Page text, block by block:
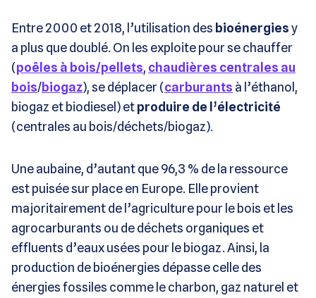
Entre 2000 et 2018, l’utilisation des bioénergiesy
a plus que doublé. On les exploite pour se chauffer
(poêles à bois/pellets, chaudières centrales au
bois/biogaz), se déplacer (carburants à l’éthanol,
biogaz et biodiesel) etproduire de l’électricité
(centrales au bois/déchets/biogaz).
Une aubaine, d’autant que 96,3 % de la ressource
est puisée sur place en Europe. Elle provient
majoritairement de l’agriculture pour le bois et les
agrocarburants ou de déchets organiques et
effluents d’eaux usées pour le biogaz. Ainsi, la
production de bioénergies dépasse celle des
énergies fossiles comme le charbon, gaz naturel et